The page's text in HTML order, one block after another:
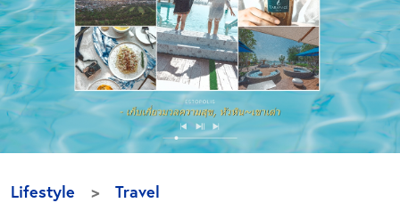
Lifestyle Travel